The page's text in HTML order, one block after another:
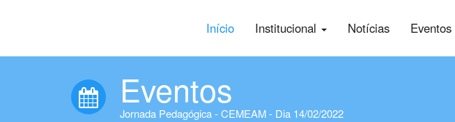
Início Institucional Notícias Eventos
Eventos
Jornada Pedagógica - CEMEAM - Dia 14/02/2022